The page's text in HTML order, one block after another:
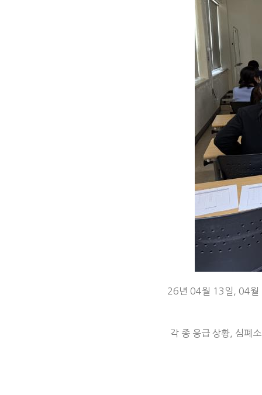
26년 04월 13일, 04월
각 종 응급 상황, 심폐